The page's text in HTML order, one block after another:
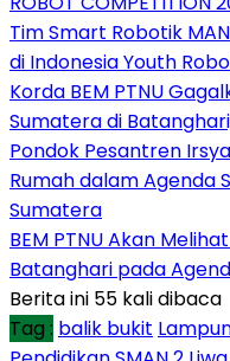
Tim Smart Robotik
di Indonesia Youth
Korda BEM PTNU
Sumatera di
Pondok Pesantren
Rumah dalam Agenda
Sumatera
BEM PTNU Akan
Batanghari pada
Berita ini 55 kali dibaca
Tag : balik bukit